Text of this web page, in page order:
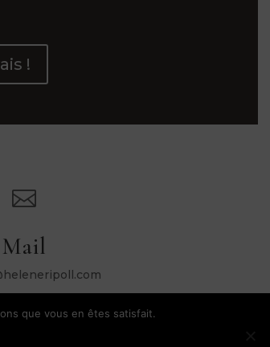
!

Mail
que vous en êtes satisfait.